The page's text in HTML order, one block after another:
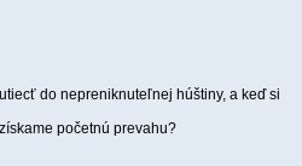
do nepreniknuteľnej húštiny, a keď si
početnú prevahu?